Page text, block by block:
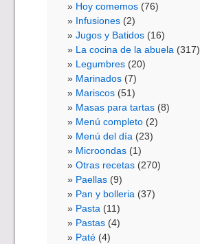
Hoy comemos (76)
Infusiones (2)
Jugos y Batidos (16)
La cocina de la abuela (317)
Legumbres (20)
Marinados (7)
Mariscos (51)
Masas para tartas (8)
Menú completo (2)
Menú del día (23)
Microondas (1)
Otras recetas (270)
Paellas (9)
Pan y bolleria (37)
Pasta (11)
Pastas (4)
Paté (4)